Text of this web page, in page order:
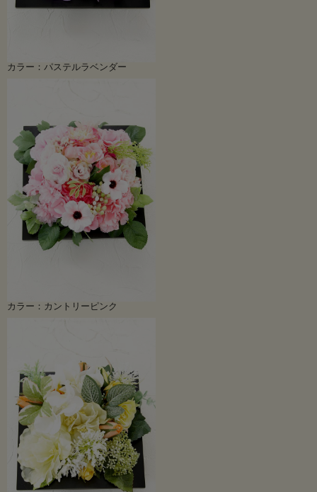
縦横どの角度から見てもＯＫですのでテーブルのセンターなどに飾ることも可
能！
造花は長期間楽しむことができますので、色褪せない想い出として残すことがで
きます。
ご自宅用はもちろん、様々なお祝い・フラワーギフトに最適です。
※特別ご奉仕価格・SALE価格商品のため返品交換はできませんので予めご了承く
ださい。
ローズガーデンシリーズはこちらから>>
カラー：パステルラベンダー
カラー：カントリーピンク